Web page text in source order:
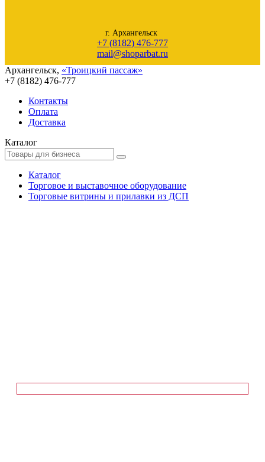
г. Архангельск
+7 (8182) 476-777
mail@shoparbat.ru
Архангельск, «Троицкий пассаж»
+7 (8182) 476-777
Контакты
Оплата
Доставка
Каталог
Каталог
Торговое и выставочное оборудование
Торговые витрины и прилавки из ДСП